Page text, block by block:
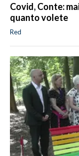
Covid, Conte:
quanto volete
Red